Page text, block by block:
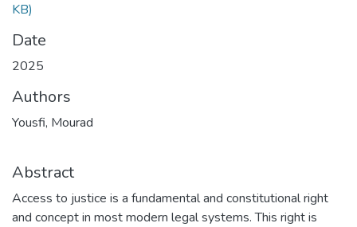
KB)
Date
2025
Authors
Yousfi, Mourad
Abstract
Access to justice is a fundamental and constitutional right
and concept in most modern legal systems. This right is